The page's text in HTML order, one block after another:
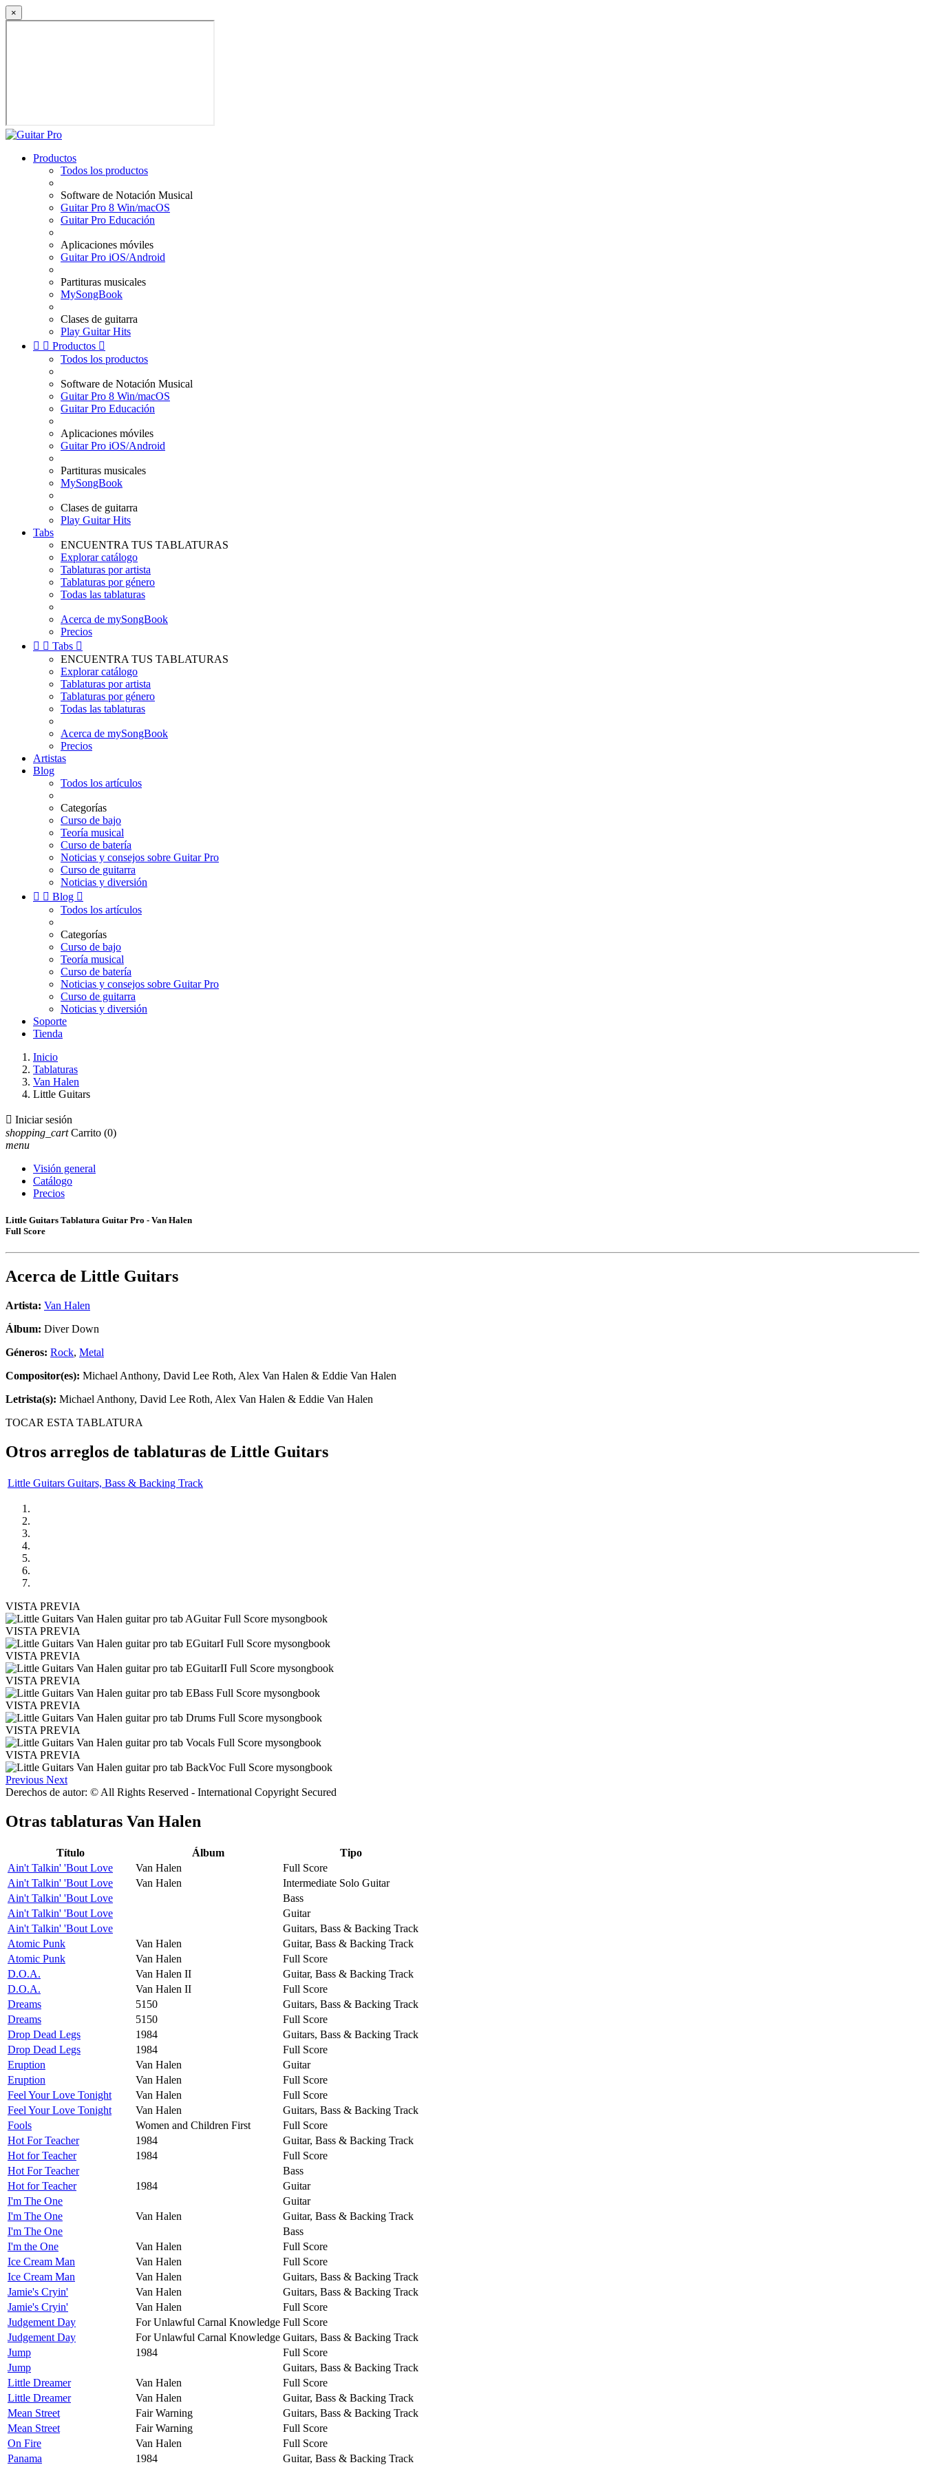
×
Productos
Todos los productos
Software de Notación Musical
Guitar Pro 8 Win/macOS
Guitar Pro Educación
Aplicaciones móviles
Guitar Pro iOS/Android
Partituras musicales
MySongBook
Clases de guitarra
Play Guitar Hits
  Productos 
Todos los productos
Software de Notación Musical
Guitar Pro 8 Win/macOS
Guitar Pro Educación
Aplicaciones móviles
Guitar Pro iOS/Android
Partituras musicales
MySongBook
Clases de guitarra
Play Guitar Hits
Tabs
ENCUENTRA TUS TABLATURAS
Explorar catálogo
Tablaturas por artista
Tablaturas por género
Todas las tablaturas
Acerca de mySongBook
Precios
  Tabs 
ENCUENTRA TUS TABLATURAS
Explorar catálogo
Tablaturas por artista
Tablaturas por género
Todas las tablaturas
Acerca de mySongBook
Precios
Artistas
Blog
Todos los artículos
Categorías
Curso de bajo
Teoría musical
Curso de batería
Noticias y consejos sobre Guitar Pro
Curso de guitarra
Noticias y diversión
  Blog 
Todos los artículos
Categorías
Curso de bajo
Teoría musical
Curso de batería
Noticias y consejos sobre Guitar Pro
Curso de guitarra
Noticias y diversión
Soporte
Tienda
Inicio
Tablaturas
Van Halen
Little Guitars
 Iniciar sesión
shopping_cart Carrito (0)
menu
Visión general
Catálogo
Precios
Little Guitars Tablatura Guitar Pro - Van Halen
Full Score
Acerca de Little Guitars
Artista: Van Halen
Álbum: Diver Down
Géneros: Rock, Metal
Compositor(es): Michael Anthony, David Lee Roth, Alex Van Halen & Eddie Van Halen
Letrista(s): Michael Anthony, David Lee Roth, Alex Van Halen & Eddie Van Halen
TOCAR ESTA TABLATURA
Otros arreglos de tablaturas de Little Guitars
Little Guitars Guitars, Bass & Backing Track
VISTA PREVIA
VISTA PREVIA
VISTA PREVIA
VISTA PREVIA
VISTA PREVIA
VISTA PREVIA
VISTA PREVIA
Previous Next
Derechos de autor: © All Rights Reserved - International Copyright Secured
Otras tablaturas Van Halen
Título Álbum
Tipo
Ain't Talkin' 'Bout Love
Van Halen
Full Score
Ain't Talkin' 'Bout Love
Van Halen
Intermediate Solo Guitar
Ain't Talkin' 'Bout Love
Bass
Ain't Talkin' 'Bout Love
Guitar
Ain't Talkin' 'Bout Love
Guitars, Bass & Backing Track
Atomic Punk
Van Halen
Guitar, Bass & Backing Track
Atomic Punk
Van Halen
Full Score
D.O.A.
Van Halen II
Guitar, Bass & Backing Track
D.O.A.
Van Halen II
Full Score
Dreams
5150
Guitars, Bass & Backing Track
Dreams
5150
Full Score
Drop Dead Legs
1984
Guitars, Bass & Backing Track
Drop Dead Legs
1984
Full Score
Eruption
Van Halen
Guitar
Eruption
Van Halen
Full Score
Feel Your Love Tonight
Van Halen
Full Score
Feel Your Love Tonight
Van Halen
Guitars, Bass & Backing Track
Fools
Women and Children First
Full Score
Hot For Teacher
1984
Guitar, Bass & Backing Track
Hot for Teacher
1984
Full Score
Hot For Teacher
Bass
Hot for Teacher
1984
Guitar
I'm The One
Guitar
I'm The One
Van Halen
Guitar, Bass & Backing Track
I'm The One
Bass
I'm the One
Van Halen
Full Score
Ice Cream Man
Van Halen
Full Score
Ice Cream Man
Van Halen
Guitars, Bass & Backing Track
Jamie's Cryin'
Van Halen
Guitars, Bass & Backing Track
Jamie's Cryin'
Van Halen
Full Score
Judgement Day
For Unlawful Carnal Knowledge Full Score
Judgement Day
For Unlawful Carnal Knowledge Guitars, Bass & Backing Track
Jump
1984
Full Score
Jump
Guitars, Bass & Backing Track
Little Dreamer
Van Halen
Full Score
Little Dreamer
Van Halen
Guitar, Bass & Backing Track
Mean Street
Fair Warning
Guitars, Bass & Backing Track
Mean Street
Fair Warning
Full Score
On Fire
Van Halen
Full Score
Panama
1984 Guitar, Bass & Backing Track